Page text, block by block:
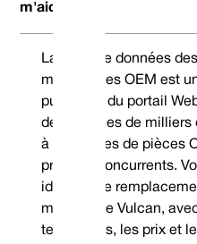
m'aider ?
La base de données
mécaniques OEM est
puissante du portail
des dizaines de milliers
à des codes de pièces
produits concurrents.
identifier le
mécanique Vulcan,
techniques, les prix et